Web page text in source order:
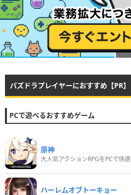
パズドラプレイヤーにおすすめ【PR】
PCで遊べるおすすめゲーム
原神
大人気アクションRPGをPCで快適
ハーレムオブトーキョー